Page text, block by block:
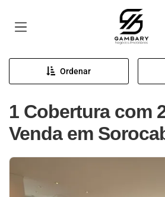
Página
Ordenar
1 Cobertura com
Venda em